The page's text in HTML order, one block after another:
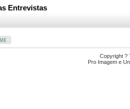
Entrevistas
Copyright ?
Pro Imagem e